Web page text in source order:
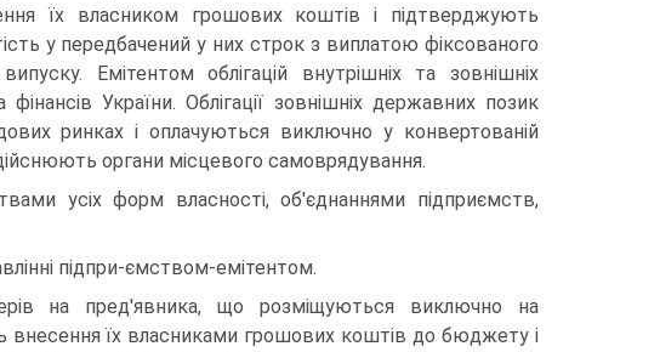
їх власником грошових коштів і підтверджують
у передбачений у них строк з виплатою фіксованого
Емітентом облігацій внутрішніх та зовнішніх
України. Облігації зовнішніх державних позик
ринках і оплачуються виключно у конвертованій
органи місцевого самоврядування.
усіх форм власності, об'єднаннями підприємств,
підпри-ємством-емітентом.
на пред'явника, що розміщуються виключно на
внесення їх власниками грошових коштів до бюджету і